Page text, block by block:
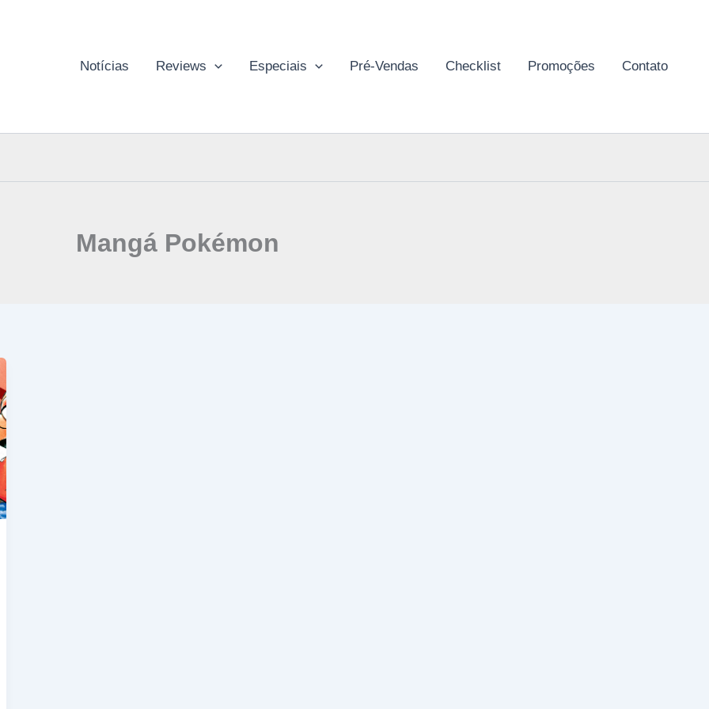
Notícias Reviews Especiais Pré-Vendas Checklist Promoções Contato
Mangá Pokémon